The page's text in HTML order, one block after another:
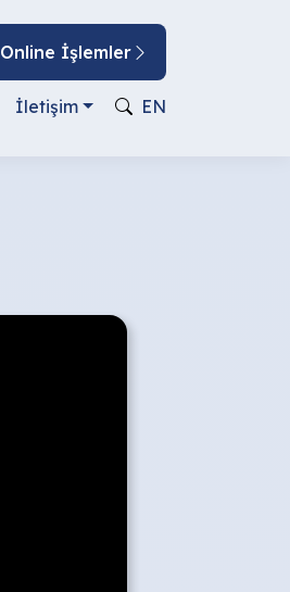
Online İşlemler
İletişim EN